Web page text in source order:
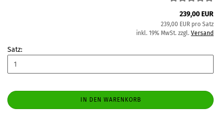
239,00 EUR
239,00 EUR pro Satz
inkl. 19% MwSt. zzgl. Versand
Satz:
IN DEN WARENKORB